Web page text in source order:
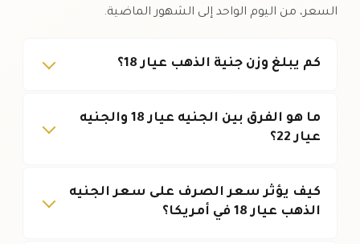
السعر، من اليوم الواحد إلى الشهور الماضية.
كم يبلغ وزن جنية الذهب عيار 18؟
ما هو الفرق بين الجنيه عيار 18 والجنيه
عيار 22؟
كيف يؤثر سعر الصرف على سعر الجنيه
الذهب عيار 18 في أمريكا؟